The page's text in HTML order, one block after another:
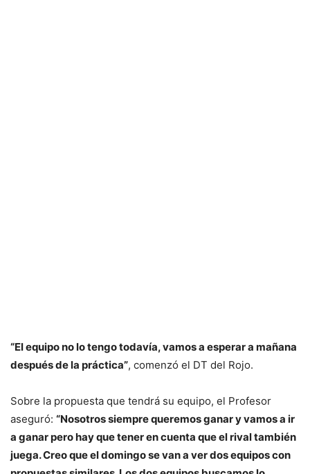
“El equipo no lo tengo todavía, vamos a esperar a mañana
después de la práctica”, comenzó el DT del Rojo.
Sobre la propuesta que tendrá su equipo, el Profesor
aseguró: “Nosotros siempre queremos ganar y vamos a ir
a ganar pero hay que tener en cuenta que el rival también
juega. Creo que el domingo se van a ver dos equipos con